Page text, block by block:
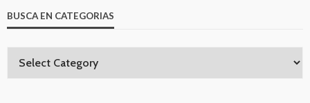
BUSCA EN CATEGORIAS